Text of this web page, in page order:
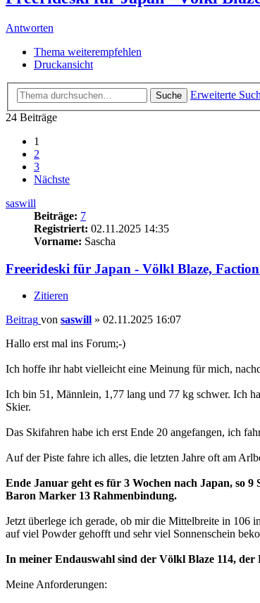
Antworten
Thema weiterempfehlen
Druckansicht
Suche
Erweiterte
24 Beiträge
1
2
3
Nächste
saswill
Beiträge: 7
Registriert: 02.11.2025 14:35
Vorname: Sascha
Freerideski für Japan - Völkl Blaze,
Zitieren
Beitrag von saswill » 02.11.2025 16:07
Hallo erst mal ins Forum;-)
Ich hoffe ihr habt vielleicht eine Meinung für mich,
Ich bin 51, Männlein, 1,77 lang und 77 kg schwer. Ich
Skier.
Das Skifahren habe ich erst Ende 20 angefangen, ich
Auf der Piste fahre ich alles, die letzten Jahre oft am
Ende Januar geht es für 3 Wochen nach Japan, so
Baron Marker 13 Rahmenbindung.
Jetzt überlege ich gerade, ob mir die Mittelbreite in 106
auf viel Powder gehofft und sehr viel Sonnenschein
In meiner Endauswahl sind der Völkl Blaze 114,
Meine Anforderungen: